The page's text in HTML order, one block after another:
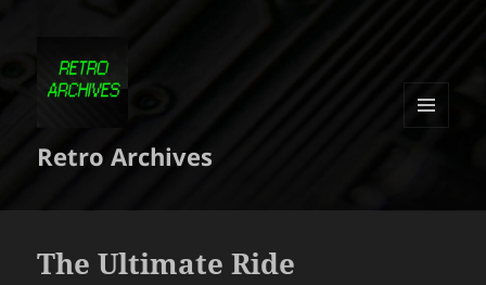
Retro Archives
The Ultimate Ride